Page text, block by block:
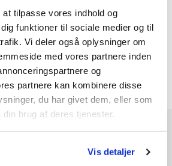
tilpasse vores indhold og
funktioner til sociale medier og til
Vi deler også oplysninger om
med vores partnere inden
og
partnere kan kombinere disse
du har givet dem, eller som
brug af deres tjenester.
Vis detaljer
plastik knive